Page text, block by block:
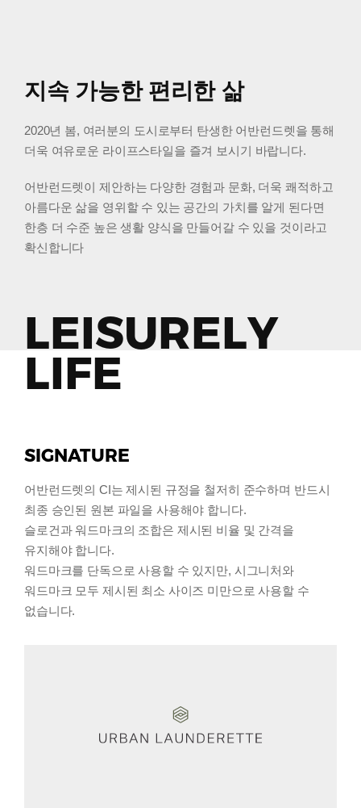
지속 가능한 편리한 삶
2020년 봄, 여러분의 도시로부터 탄생한 어반런드렛을 통해
더욱 여유로운 라이프스타일을 즐겨 보시기 바랍니다.
어반런드렛이 제안하는 다양한 경험과 문화, 더욱 쾌적하고
아름다운 삶을 영위할 수 있는 공간의 가치를 알게 된다면
한층 더 수준 높은 생활 양식을 만들어갈 수 있을 것이라고
확신합니다
LEISURELY
LIFE
SIGNATURE
어반런드렛의 CI는 제시된 규정을 철저히 준수하며 반드시
최종 승인된 원본 파일을 사용해야 합니다.
슬로건과 워드마크의 조합은 제시된 비율 및 간격을
유지해야 합니다.
워드마크를 단독으로 사용할 수 있지만, 시그니처와
워드마크 모두 제시된 최소 사이즈 미만으로 사용할 수
없습니다.